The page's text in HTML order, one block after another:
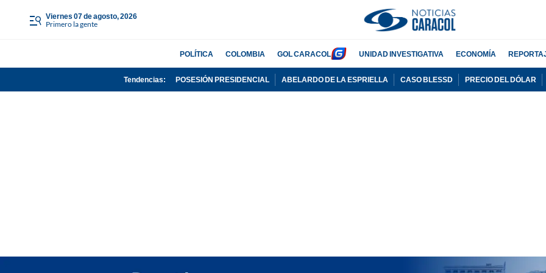
viernes 07 de agosto, 2026
Primero la gente
POLÍTICA COLOMBIA GOL CARACOL UNIDAD INVESTIGATIVA ECONOMÍA
Tendencias: POSESIÓN PRESIDENCIAL ABELARDO DE LA ESPRIELLA CASO BLESSD PRECIO DEL DÓLAR